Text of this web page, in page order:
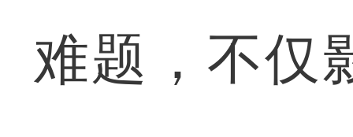
难题，不仅